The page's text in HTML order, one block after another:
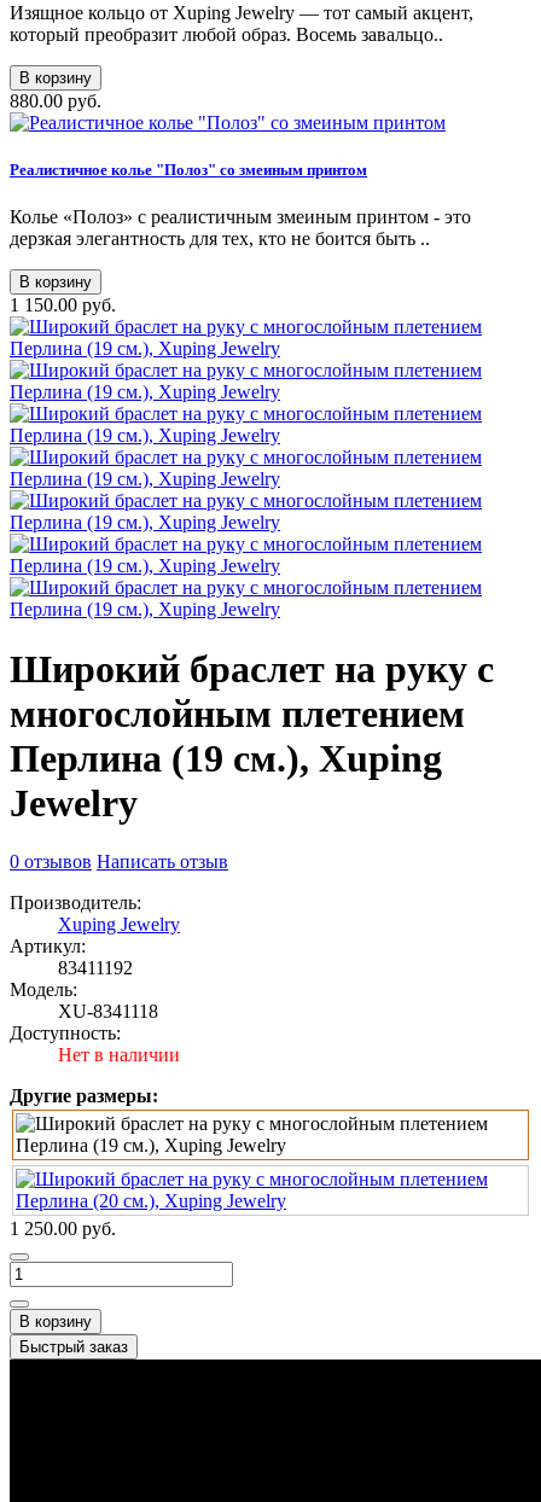
Изящное кольцо от Xuping Jewelry — тот самый акцент,
который преобразит любой образ. Восемь завальцо..
В корзину
880.00 руб.
Реалистичное колье "Полоз" со змеиным принтом
Колье «Полоз» с реалистичным змеиным принтом - это
дерзкая элегантность для тех, кто не боится быть ..
В корзину
1 150.00 руб.
Широкий браслет на руку с
многослойным плетением
Перлина (19 см.), Xuping
Jewelry
0 отзывов Написать отзыв
Производитель:
Xuping Jewelry
Артикул:
83411192
Модель:
XU-8341118
Доступность:
Нет в наличии
Другие размеры:
1 250.00 руб.
В корзину
Быстрый заказ